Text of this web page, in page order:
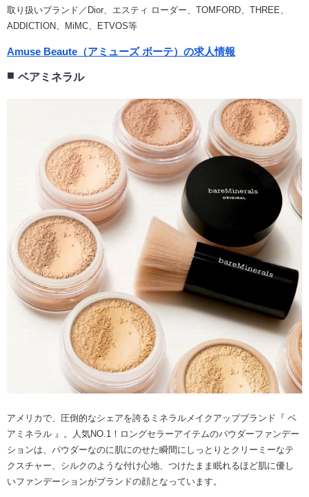
取り扱いブランド／Dior、エスティ ローダー、TOMFORD、THREE、
ADDICTION、MiMC、ETVOS等
Amuse Beaute（アミューズ ボーテ）の求人情報
ベアミネラル
アメリカで、圧倒的なシェアを誇るミネラルメイクアップブランド『 ベ
アミネラル 』。人気NO.1！ロングセラーアイテムのパウダーファンデー
ションは、パウダーなのに肌にのせた瞬間にしっとりとクリーミーなテ
クスチャー、シルクのような付け心地、つけたまま眠れるほど肌に優し
いファンデーションがブランドの顔となっています。